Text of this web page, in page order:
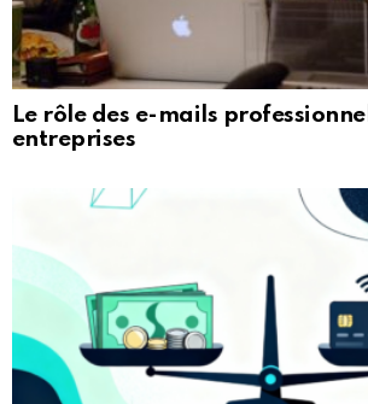
Le rôle des e-mails
entreprises